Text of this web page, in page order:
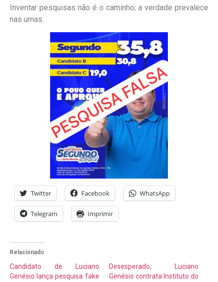
Inventar pesquisas não é o caminho; a verdade prevalece
nas urnas.
Twitter Facebook WhatsApp
Telegram Imprimir
Relacionado
Candidato de Luciano
Genésio lança pesquisa fake
Desesperado, Luciano
Genésio contrata Instituto do